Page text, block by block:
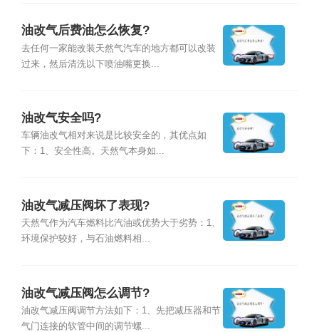
油改气后费油怎么恢复?
去任何一家能改装天然气汽车的地方都可以改装
过来，然后清洗以下喷油嘴更换...
油改气安全吗?
车辆油改气相对来说是比较安全的，其优点如
下：1、安全性高。天然气本身如...
油改气减压阀坏了表现?
天然气作为汽车燃料比汽油或优势大于劣势：1、
环境保护较好，与石油燃料相...
油改气减压阀怎么调节?
油改气减压阀调节方法如下：1、先把减压器和节
气门连接的软管中间的调节螺...